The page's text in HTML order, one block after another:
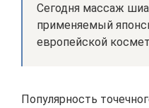
Сегодня массаж
применяемый
европейской
Популярность